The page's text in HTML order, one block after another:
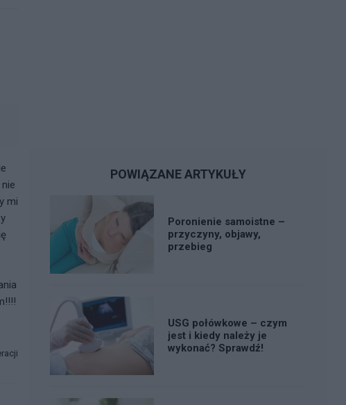
mi
POWIĄZANE ARTYKUŁY
Poronienie samoistne –
przyczyny, objawy,
przebieg
USG połówkowe – czym
jest i kiedy należy je
wykonać? Sprawdź!